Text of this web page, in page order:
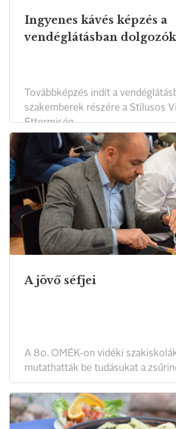
Ingyenes kávés képzés a
vendéglátásban
Továbbképzés indít a
szakemberek részére a Stílusos
Éttermiség.
A jövő séfjei
A 80. OMÉK-on vidéki
mutathatták be tudásukat a